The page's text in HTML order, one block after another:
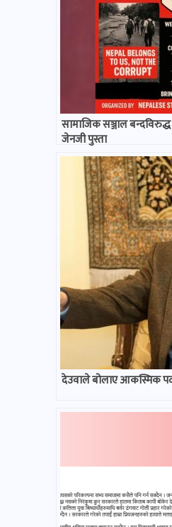
सामाजिक सञ्जाल बन्दविरुद्ध
जेनजी पुस्ता
देउवाले बोलाए आकस्मिक